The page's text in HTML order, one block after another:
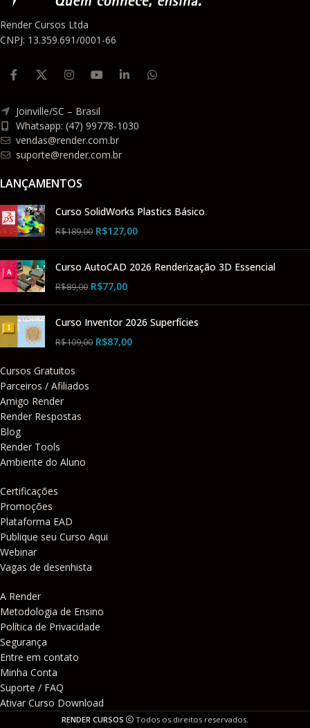
Render Cursos Ltda
CNPJ: 13.359.691/0001-66
Joinville/SC – Brasil
Whatsapp: (47) 99778-1030
vendas@render.com.br
suporte@render.com.br
LANÇAMENTOS
Curso SolidWorks Plastics Básico
R$189,00 R$127,00
Curso AutoCAD 2026 Renderização 3D Essencial
R$89,00 R$77,00
Curso Inventor 2026 Superfícies
R$109,00 R$87,00
Cursos Gratuitos
Parceiros / Afiliados
Amigo Render
Render Respostas
Blog
Render Tools
Ambiente do Aluno
Certificações
Promoções
Plataforma EAD
Publique seu Curso Aqui
Webinar
Vagas de desenhista
A Render
Metodologia de Ensino
Política de Privacidade
Segurança
Entre em contato
Minha Conta
Suporte / FAQ
Ativar Curso Download
RENDER CURSOS Todos os direitos reservados.